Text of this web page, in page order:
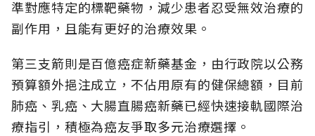
準對應特定的標靶藥物，減少患者忍受無效治療的
副作用，且能有更好的治療效果。
第三支箭則是百億癌症新藥基金，由行政院以公務
預算額外挹注成立，不佔用原有的健保總額，目前
肺癌、乳癌、大腸直腸癌新藥已經快速接軌國際治
療指引，積極為癌友爭取多元治療選擇。